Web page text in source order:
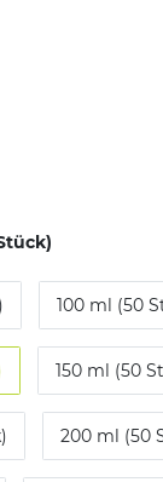
100 ml (50
150 ml (50
200 ml (50